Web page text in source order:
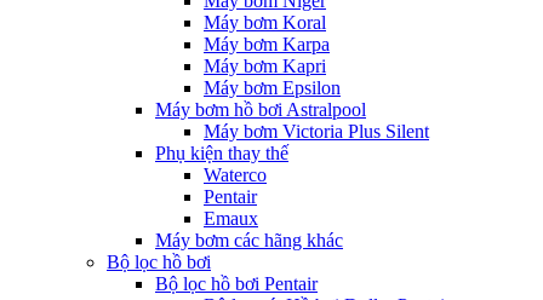
Máy bơm Koral
Máy bơm Karpa
Máy bơm Kapri
Máy bơm Epsilon
Máy bơm hồ bơi Astralpool
Máy bơm Victoria Plus Silent
Phụ kiện thay thế
Waterco
Pentair
Emaux
Máy bơm các hãng khác
Bộ lọc hồ bơi
Bộ lọc hồ bơi Pentair